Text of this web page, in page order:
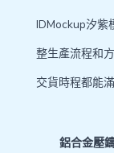
IDMockup汐紫
整生產流程和
交貨時程都能
鋁合金壓